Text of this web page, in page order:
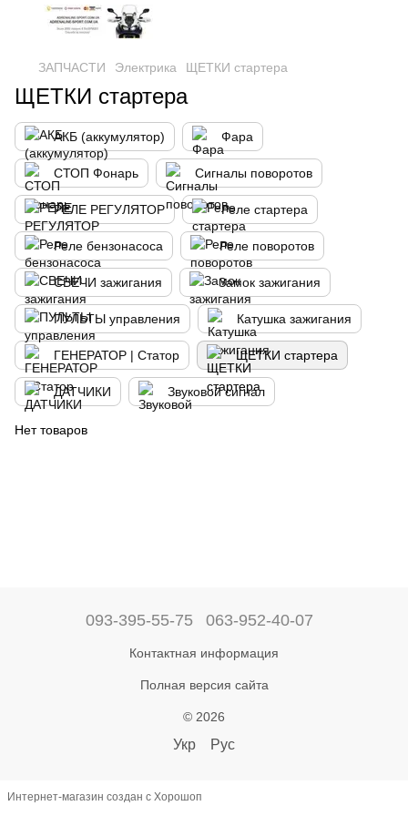
ЗАПЧАСТИ Электрика ЩЕТКИ стартера
ЩЕТКИ стартера
АКБ (аккумулятор) Фара
СТОП Фонарь Сигналы поворотов
РЕЛЕ РЕГУЛЯТОР Реле стартера
Реле бензонасоса Реле поворотов
СВЕЧИ зажигания Замок зажигания
ПУЛЬТЫ управления Катушка зажигания
ГЕНЕРАТОР | Статор ЩЕТКИ стартера
ДАТЧИКИ Звуковой сигнал
Нет товаров
093-395-55-75 063-952-40-07
Контактная информация
Полная версия сайта
© 2026
Укр Рус
Интернет-магазин создан с Хорошоп